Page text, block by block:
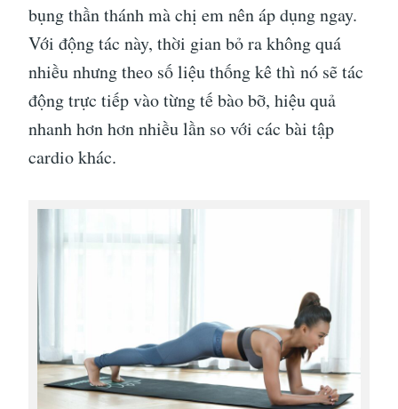
bụng thần thánh mà chị em nên áp dụng ngay.
Với động tác này, thời gian bỏ ra không quá
nhiều nhưng theo số liệu thống kê thì nó sẽ tác
động trực tiếp vào từng tế bào bỡ, hiệu quả
nhanh hơn hơn nhiều lần so với các bài tập
cardio khác.